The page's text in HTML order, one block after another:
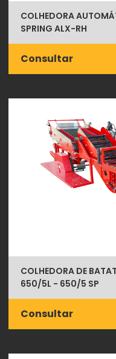
COLHEDORA
SPRING ALX-RH
Consultar
COLHEDORA DE
650/5L - 650/5 SP
Consultar